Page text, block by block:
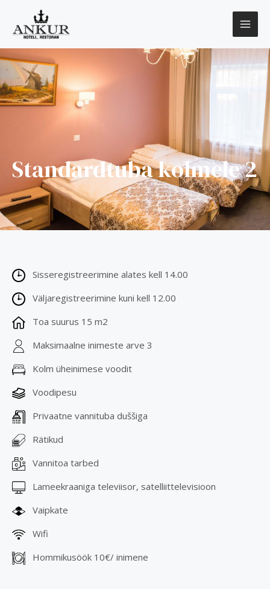
Standardtuba kolmele 2
Sisseregistreerimine alates kell 14.00
Väljaregistreerimine kuni kell 12.00
Toa suurus 15 m2
Maksimaalne inimeste arve 3
Kolm üheinimese voodit
Voodipesu
Privaatne vannituba duššiga
Rätikud
Vannitoa tarbed
Lameekraaniga televiisor, satelliittelevisioon
Vaipkate
Wifi
Hommikusöök 10€/ inimene